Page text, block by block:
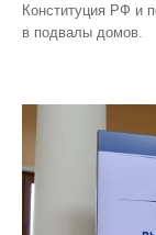
Конституция РФ и
в подвалы домов.